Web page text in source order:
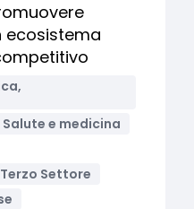
ecosistema
Salute e medicina
Settore